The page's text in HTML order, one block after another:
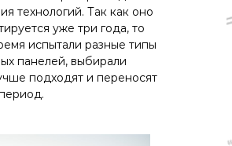
технологий. Так как оно
уже три года, то
испытали разные типы
панелей, выбирали
подходят и переносят